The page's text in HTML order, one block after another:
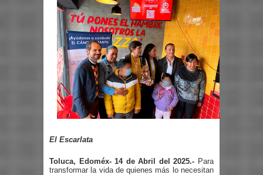
El Escarlata
Toluca, Edoméx- 14 de Abril del 2025.- Para
transformar la vida de quienes más lo necesitan